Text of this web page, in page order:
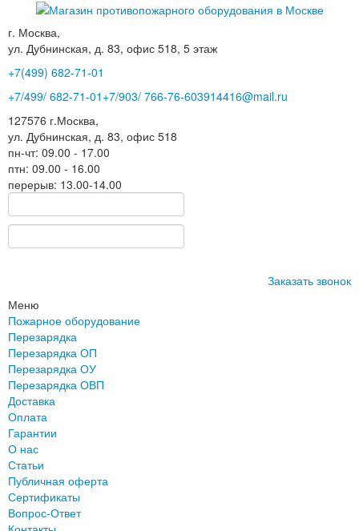
г. Москва,
ул. Дубнинская, д. 83, офис 518, 5 этаж
+7(499) 682-71-01
+7/499/ 682-71-01 +7/903/ 766-76-603914416@mail.ru
127576 г.Москва,
ул. Дубнинская, д. 83, офис 518
пн-чт: 09.00 - 17.00
птн: 09.00 - 16.00
перерыв: 13.00-14.00
Заказать звонок
Меню
Пожарное оборудование
Перезарядка
Перезарядка ОП
Перезарядка ОУ
Перезарядка ОВП
Доставка
Оплата
Гарантии
О нас
Статьи
Публичная оферта
Сертификаты
Вопрос-Ответ